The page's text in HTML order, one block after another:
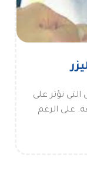
تؤثر على
على الرغم